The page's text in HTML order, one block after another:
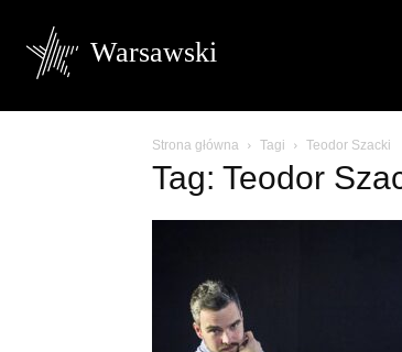
Warsawski
Strona główna Tagi Teodor Szacki
Tag: Teodor